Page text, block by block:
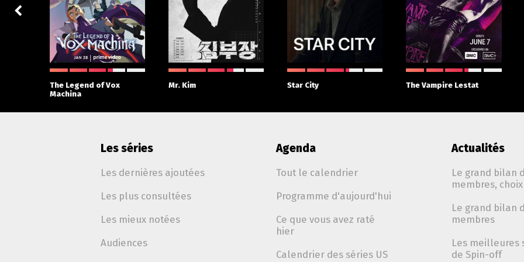
The Legend of Vox
Machina
Mr. Kim Star City The Vampire Lestat
Les séries
Les dernières ajoutées
Les plus consultées
Les mieux notées
Audiences
Agenda
Tout le calendrier
Programme d'aujourd'hui
Ce que vous avez raté
hier
Calendrier des séries US
Actualités
Le grand bilan
membres,
Le grand bilan
membres
Les meilleures
de Spin-off